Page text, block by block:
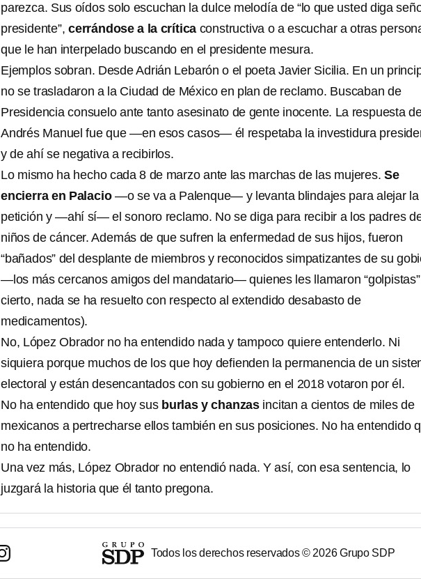
parezca. Sus oídos solo escuchan la dulce melodía de “lo que usted diga
presidente”,cerrándose a la crítica constructiva o a escuchar a otras
que le han interpelado buscando en el presidente mesura.
Ejemplos sobran. Desde Adrián Lebarón o el poeta Javier Sicilia. En un
no se trasladaron a la Ciudad de México en plan de reclamo. Buscaban de
Presidencia consuelo ante tanto asesinato de gente inocente. La respuesta
Andrés Manuel fue que —en esos casos— él respetaba la investidura
y de ahí se negativa a recibirlos.
Lo mismo ha hecho cada 8 de marzo ante las marchas de las mujeres. Se
encierra en Palacio—o se va a Palenque— y levanta blindajes para alejar la
petición y —ahí sí— el sonoro reclamo. No se diga para recibir a los padres
niños de cáncer. Además de que sufren la enfermedad de sus hijos, fueron
“bañados” del desplante de miembros y reconocidos simpatizantes de su
—los más cercanos amigos del mandatario— quienes les llamaron
cierto, nada se ha resuelto con respecto al extendido desabasto de
medicamentos).
No, López Obrador no ha entendido nada y tampoco quiere entenderlo. Ni
siquiera porque muchos de los que hoy defienden la permanencia de un
electoral y están desencantados con su gobierno en el 2018 votaron por él.
No ha entendido que hoy sus burlas y chanzas incitan a cientos de miles de
mexicanos a pertrecharse ellos también en sus posiciones. No ha entendido
no ha entendido.
Una vez más, López Obrador no entendió nada. Y así, con esa sentencia, lo
juzgará la historia que él tanto pregona.
Todos los derechos reservados © 2026Grupo SDP